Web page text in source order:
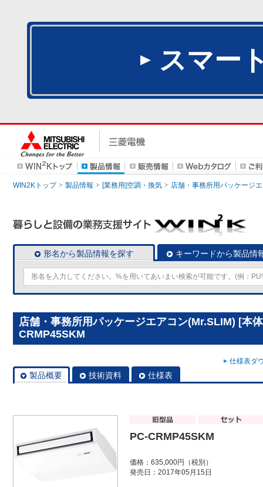
スマー
WIN2Kトップ 製品情報 [業務用]空調・換気 店舗・事務所用パッケージ
形名から製品情報を探す キーワードから製品情
店舗・事務所用パッケージエアコン(Mr.SLIM) [本
CRMP45SKM
仕様表ダ
製品概要 技術資料 仕様表
PC-CRMP45SKM
価格：635,000円（税別）
発売日：2017年05月15日